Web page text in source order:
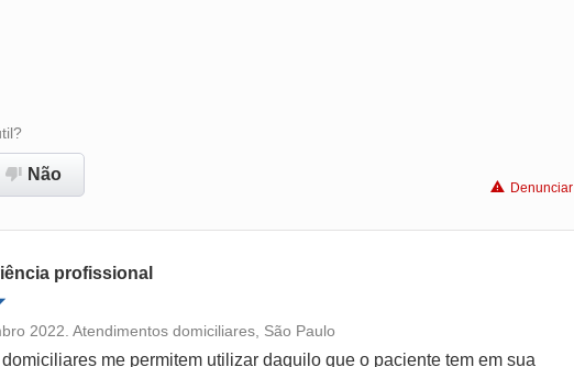
empresa
Não
Denunciar
profissional
promoção Conciliação com a vida familiar
2022. Atendimentos domiciliares, São Paulo
me permitem utilizar daquilo que o paciente tem em sua